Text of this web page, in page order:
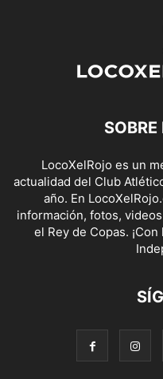
LocoXelRojo es un
actualidad del Club
año. En
información, fotos,
el Rey de Copas.